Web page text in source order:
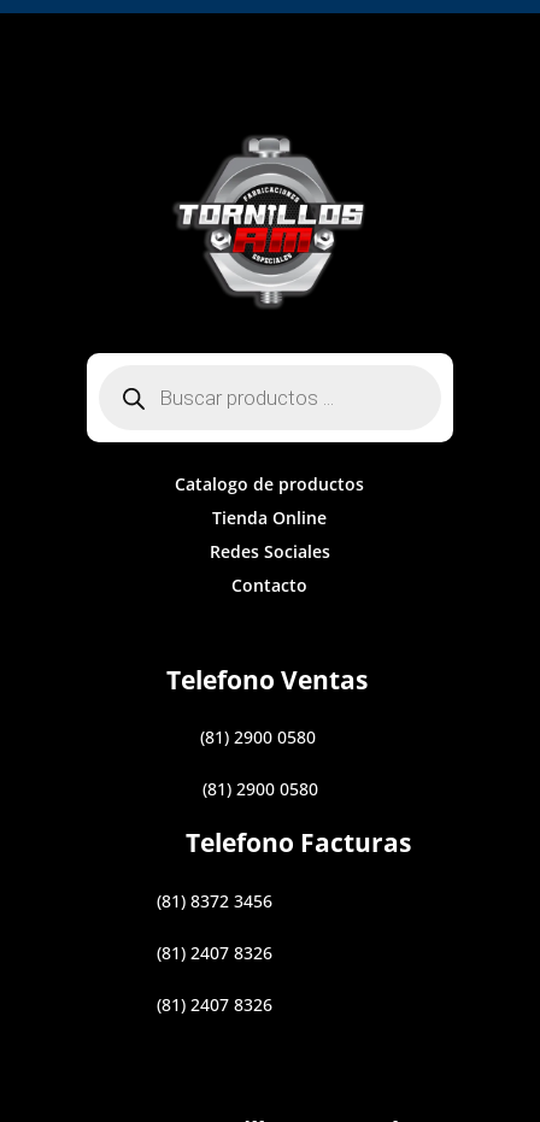
productos
Catalogo de productos
Tienda Online
Redes Sociales
Contacto
Telefono Ventas
(81) 2900 0580
(81) 2900 0580
Telefono Facturas
(81) 8372 3456
(81) 2407 8326
(81) 2407 8326